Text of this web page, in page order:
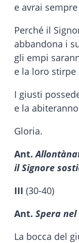
e avrai
Perché il
abbandona i
gli empi
e la loro stirpe
I giusti
e la
Gloria.
Ant.
il Signore
III (30-40)
Ant. Spera
La bocca del